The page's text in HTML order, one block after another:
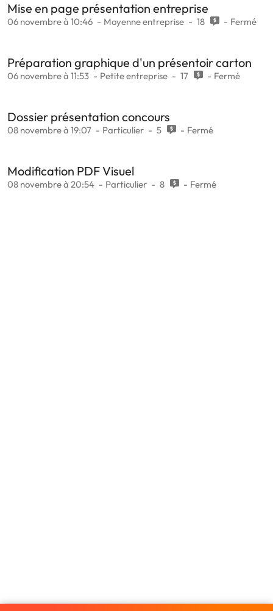
Mise en page présentation entreprise
06 novembre à 10:46 Moyenne entreprise 18 Fermé
Préparation graphique d'un présentoir carton
06 novembre à 11:53 Petite entreprise 17 Fermé
Dossier présentation concours
08 novembre à 19:07 Particulier 5 Fermé
Modification PDF Visuel
08 novembre à 20:54 Particulier 8 Fermé